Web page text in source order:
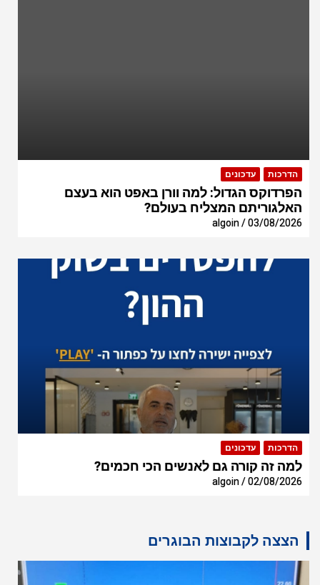
הדרכות עדכונים
הפרדוקס הגדול: למה וורן באפט הוא בעצם
האלגוריתם המצליח בעולם?
03/08/2026
algoin
הדרכות עדכונים
למה זה קורה גם לאנשים הכי חכמים?
02/08/2026
algoin
הצצה לקבוצות הבוגרים